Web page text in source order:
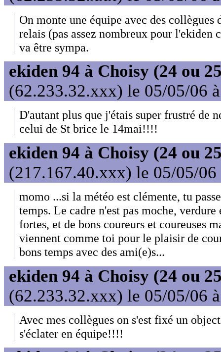
On monte une équipe avec des
relais (pas assez nombreux pour l'ekiden
va être sympa.
ekiden 94 à Choisy (24 ou
(62.233.32.xxx) le 05/05/06
D'autant plus que j'étais super frustré de
celui de St brice le 14mai!!!!
ekiden 94 à Choisy (24 ou
(217.167.40.xxx) le 05/05/06
momo ...si la météo est clémente, tu
temps. Le cadre n'est pas moche,
fortes, et de bons coureurs et coureuses
viennent comme toi pour le plaisir de
bons temps avec des ami(e)s...
ekiden 94 à Choisy (24 ou
(62.233.32.xxx) le 05/05/06
Avec mes collègues on s'est fixé un
s'éclater en équipe!!!!